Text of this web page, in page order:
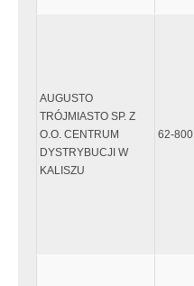
AUGUSTO
TRÓJMIASTO SP. Z
O.O. CENTRUM
DYSTRYBUCJI W
KALISZU
62-800